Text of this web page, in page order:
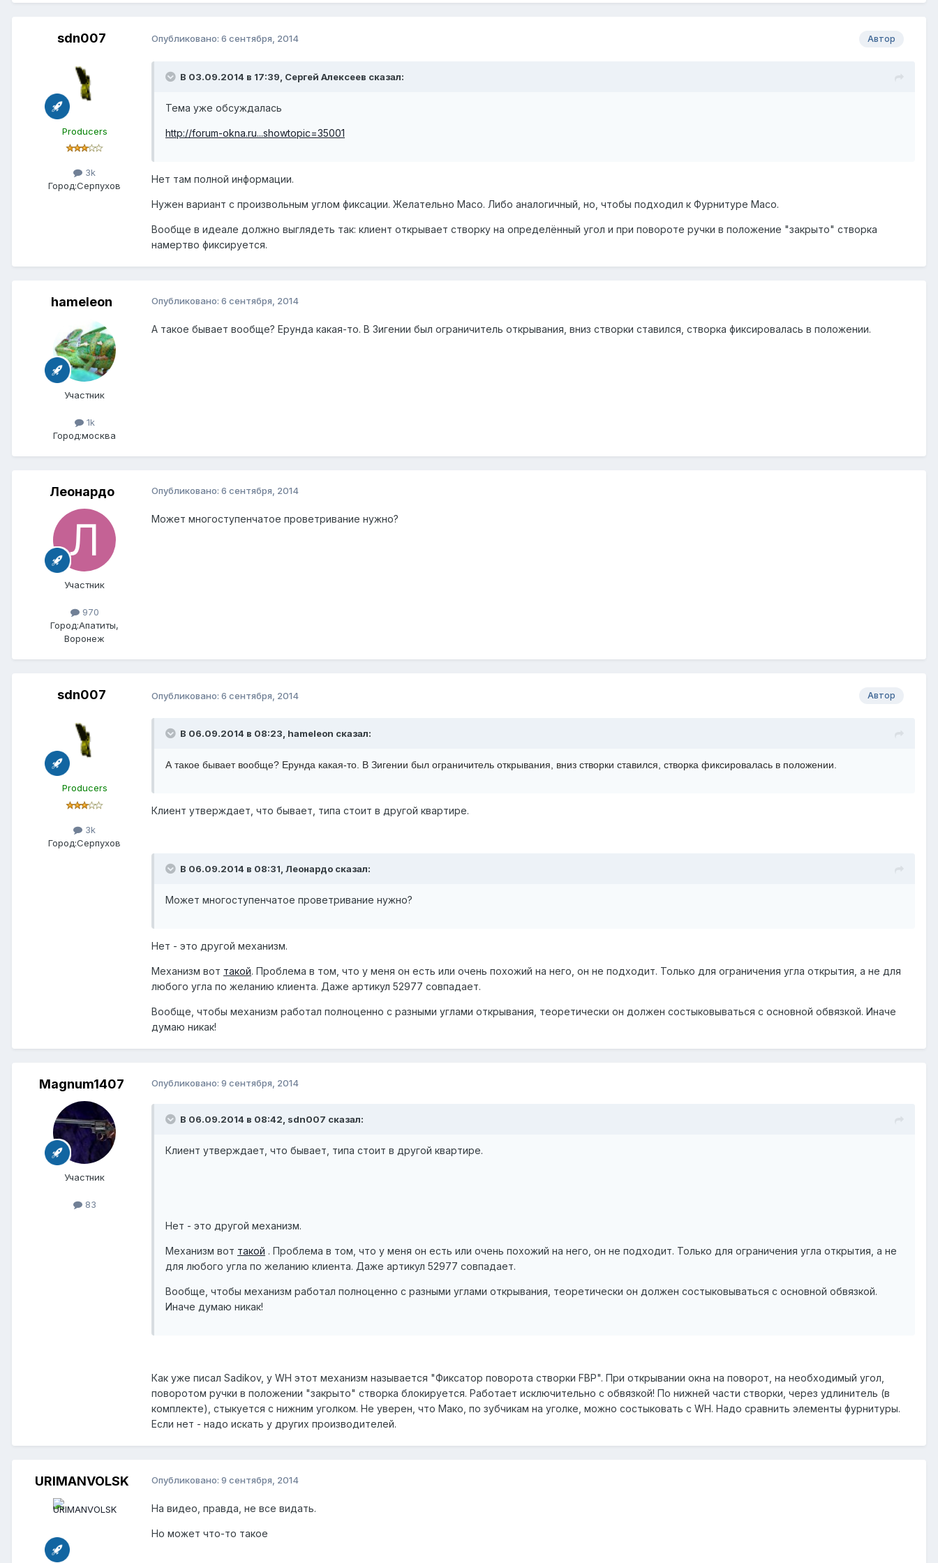
sdn007
Producers
3k
Город:Серпухов
Автор
Опубликовано: 6 сентября, 2014
В 03.09.2014 в 17:39, Сергей Алексеев сказал:
Тема уже обсуждалась
http://forum-okna.ru...showtopic=35001
Нет там полной информации.
Нужен вариант с произвольным углом фиксации. Желательно Масо. Либо аналогичный, но, чтобы подходил к Фурнитуре Масо.
Вообще в идеале должно выглядеть так: клиент открывает створку на определённый угол и при повороте ручки в положение "закрыто" створка
намертво фиксируется.
hameleon
Участник
1k
Город:москва
Опубликовано: 6 сентября, 2014
А такое бывает вообще? Ерунда какая-то. В Зигении был ограничитель открывания, вниз створки ставился, створка фиксировалась в положении.
Леонардо
Участник
970
Город:Апатиты,
Воронеж
Опубликовано: 6 сентября, 2014
Может многоступенчатое проветривание нужно?
sdn007
Producers
3k
Город:Серпухов
Автор
Опубликовано: 6 сентября, 2014
В 06.09.2014 в 08:23, hameleon сказал:
А такое бывает вообще? Ерунда какая-то. В Зигении был ограничитель открывания, вниз створки ставился, створка фиксировалась в положении.
Клиент утверждает, что бывает, типа стоит в другой квартире.
В 06.09.2014 в 08:31, Леонардо сказал:
Может многоступенчатое проветривание нужно?
Нет - это другой механизм.
Механизм вот такой. Проблема в том, что у меня он есть или очень похожий на него, он не подходит. Только для ограничения угла открытия, а не для
любого угла по желанию клиента. Даже артикул 52977 совпадает.
Вообще, чтобы механизм работал полноценно с разными углами открывания, теоретически он должен состыковываться с основной обвязкой. Иначе
думаю никак!
Magnum1407
Участник
83
Опубликовано: 9 сентября, 2014
В 06.09.2014 в 08:42, sdn007 сказал:
Клиент утверждает, что бывает, типа стоит в другой квартире.
Нет - это другой механизм.
Механизм вот такой . Проблема в том, что у меня он есть или очень похожий на него, он не подходит. Только для ограничения угла открытия, а не
для любого угла по желанию клиента. Даже артикул 52977 совпадает.
Вообще, чтобы механизм работал полноценно с разными углами открывания, теоретически он должен состыковываться с основной обвязкой.
Иначе думаю никак!
Как уже писал Sadikov, у WH этот механизм называется "Фиксатор поворота створки FBP". При открывании окна на поворот, на необходимый угол,
поворотом ручки в положении "закрыто" створка блокируется. Работает исключительно с обвязкой! По нижней части створки, через удлинитель (в
комплекте), стыкуется с нижним уголком. Не уверен, что Мако, по зубчикам на уголке, можно состыковать c WH. Надо сравнить элементы фурнитуры.
Если нет - надо искать у других производителей.
URIMANVOLSK Опубликовано: 9 сентября, 2014
На видео, правда, не все видать.
Но может что-то такое